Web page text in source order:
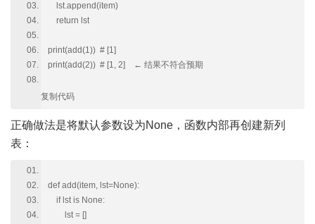
lst.append(item)
return lst
print(add(1)) # [1]
print(add(2)) # [1, 2] ← 结果不符合预期
复制代码
正确做法是将默认参数设为None，函数内部再创建新列
表：
def add(item, lst=None):
if lst is None:
lst = []